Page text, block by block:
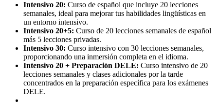
Intensivo 20: Curso de español que incluye 20 lecciones
semanales, ideal para mejorar tus habilidades lingüísticas en
un entorno intensivo.
Intensivo 20+5: Curso de 20 lecciones semanales de español
más 5 lecciones privadas.
Intensivo 30: Curso intensivo con 30 lecciones semanales,
proporcionando una inmersión completa en el idioma.
Intensivo 20 + Preparación DELE: Curso intensivo de 20
lecciones semanales y clases adicionales por la tarde
concentrados en la preparación específica para los exámenes
DELE.